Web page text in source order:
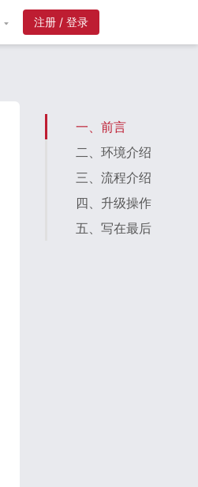
注册 / 登录
一、前言
二、环境介绍
三、流程介绍
四、升级操作
五、写在最后